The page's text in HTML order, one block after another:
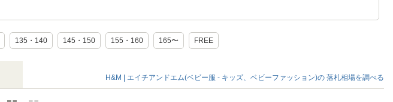
135・140 145・150 155・160 165〜 FREE
H&M | エイチアンドエム(ベビー服 - キッズ、ベビーファッション)の 落札相場を調べる